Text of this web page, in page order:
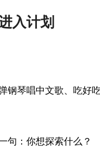
入计划
钢琴唱中文歌、吃好
句：你想探索什么？